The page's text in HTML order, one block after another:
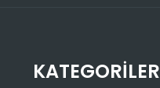
KATEGORILER